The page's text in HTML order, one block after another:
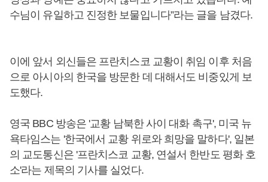
수님이 유일하고 진정한 보물입니다”라는 글을 남겼다.
이에 앞서 외신들은 프란치스코 교황이 취임 이후 처음
으로 아시아의 한국을 방문한 데 대해서도 비중있게 보
도했다.
영국 BBC 방송은 '교황 남북한 사이 대화 촉구', 미국 뉴
욕타임스는 '한국에서 교황 위로와 희망을 말하다', 일본
의 교도통신은 '프란치스코 교황, 연설서 한반도 평화 호
소'라는 제목의 기사를 실었다.